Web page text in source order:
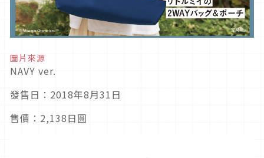
圖片來源
NAVY ver.
發售日：2018年8月31日
售價：2,138日圓